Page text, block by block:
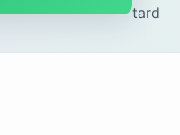
tard